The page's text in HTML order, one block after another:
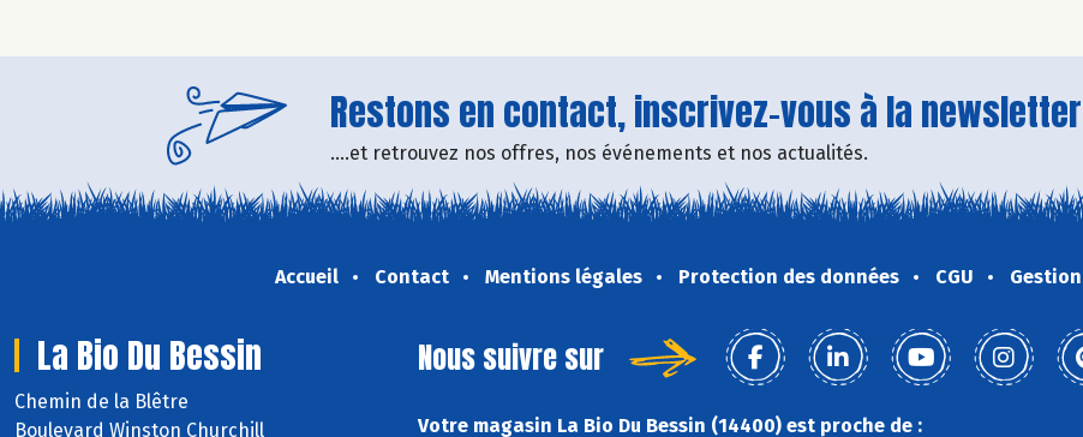
Restons en contact, inscrivez-vous à la
....et retrouvez nos offres, nos événements et nos actualités.
Accueil Contact Mentions légales Protection des données CGU
La Bio Du Bessin
Chemin de la Blêtre
Boulevard Winston Churchill
Nous suivre sur
Votre magasin La Bio Du Bessin (14400) est proche de :